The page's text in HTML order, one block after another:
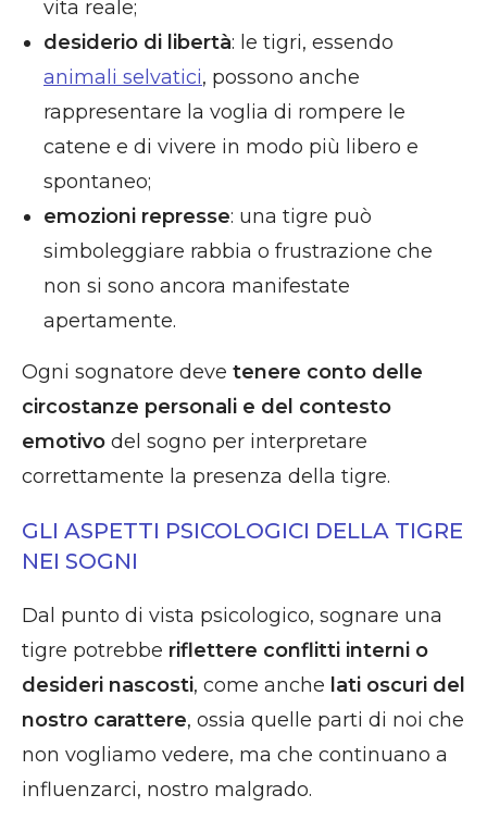
vita reale;
desiderio di libertà: le tigri, essendo
animali selvatici, possono anche
rappresentare la voglia di rompere le
catene e di vivere in modo più libero e
spontaneo;
emozioni represse: una tigre può
simboleggiare rabbia o frustrazione che
non si sono ancora manifestate
apertamente.
Ogni sognatore deve tenere conto delle
circostanze personali e del contesto
emotivo del sogno per interpretare
correttamente la presenza della tigre.
GLI ASPETTI PSICOLOGICI DELLA TIGRE
NEI SOGNI
Dal punto di vista psicologico, sognare una
tigre potrebbe riflettere conflitti interni o
desideri nascosti, come anche lati oscuri del
nostro carattere, ossia quelle parti di noi che
non vogliamo vedere, ma che continuano a
influenzarci, nostro malgrado.